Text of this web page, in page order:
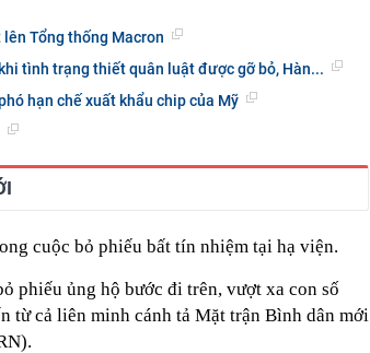
nào cũng có hành lá?
này đủ sức khiến mối quan hệ phụ
hủy hệ thống phòng không 15 triệu USD
Chèo Quân đội mua ô tô tặng sinh nhật
lần phạt nguội do chạy quá tốc độ quy
21 lần
lộ tin về kho đạn dược Mỹ
thể dục sáng ở Việt Nam 'có tính gây
mới, chấm dứt mưa dông
Tổng thống Macron
tình trạng thiết quân luật được gỡ bỏ, Hàn...
hạn chế xuất khẩu chip của Mỹ
cuộc bỏ phiếu bất tín nhiệm tại hạ viện.
phiếu ủng hộ bước đi trên, vượt xa con số
từ cả liên minh cánh tả Mặt trận Bình dân mới